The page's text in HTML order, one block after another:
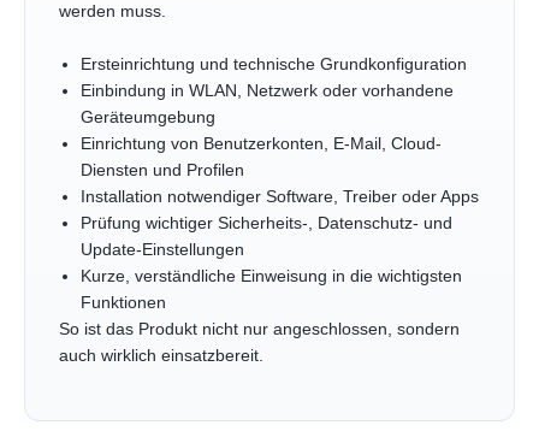
werden muss.
Ersteinrichtung und technische Grundkonfiguration
Einbindung in WLAN, Netzwerk oder vorhandene
Geräteumgebung
Einrichtung von Benutzerkonten, E-Mail, Cloud-
Diensten und Profilen
Installation notwendiger Software, Treiber oder Apps
Prüfung wichtiger Sicherheits-, Datenschutz- und
Update-Einstellungen
Kurze, verständliche Einweisung in die wichtigsten
Funktionen
So ist das Produkt nicht nur angeschlossen, sondern
auch wirklich einsatzbereit.